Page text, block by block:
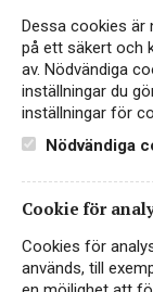
Dessa cookies är
på ett säkert och
av. Nödvändiga
inställningar du
inställningar för
Nödvändiga
Cookie för
Cookies för
används, till